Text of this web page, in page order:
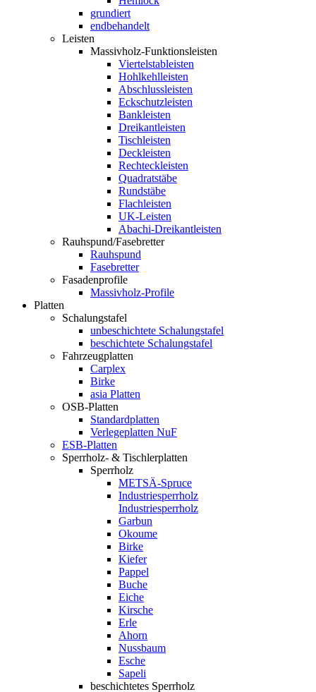
grundiert
endbehandelt
Leisten
Massivholz-Funktionsleisten
Viertelstableisten
Hohlkehlleisten
Abschlussleisten
Eckschutzleisten
Bankleisten
Dreikantleisten
Tischleisten
Deckleisten
Rechteckleisten
Quadratstäbe
Rundstäbe
Flachleisten
UK-Leisten
Abachi-Dreikantleisten
Rauhspund/Fasebretter
Rauhspund
Fasebretter
Fasadenprofile
Massivholz-Profile
Platten
Schalungstafel
unbeschichtete Schalungstafel
beschichtete Schalungstafel
Fahrzeugplatten
Carplex
Birke
asia Platten
OSB-Platten
Standardplatten
Verlegeplatten NuF
ESB-Platten
Sperrholz- & Tischlerplatten
Sperrholz
METSÄ-Spruce
Industriesperrholz
Industriesperrholz
Garbun
Okoume
Birke
Kiefer
Pappel
Buche
Eiche
Kirsche
Erle
Ahorn
Nussbaum
Esche
Sapeli
beschichtetes Sperrholz